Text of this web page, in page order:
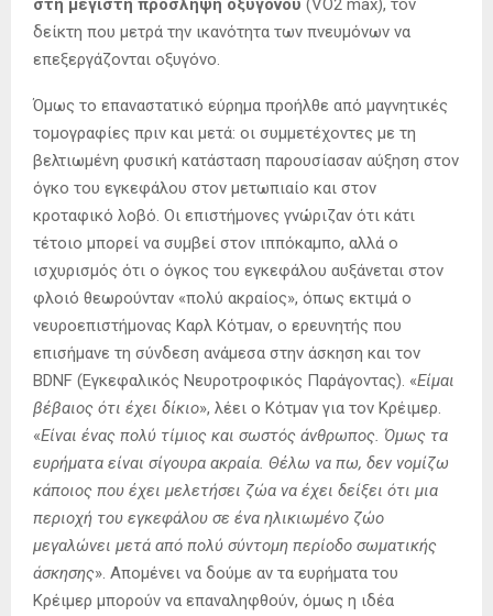
στη μέγιστη πρόσληψη οξυγόνου (VO2 max), τον
δείκτη που μετρά την ικανότητα των πνευμόνων να
επεξεργάζονται οξυγόνο.
Όμως το επαναστατικό εύρημα προήλθε από μαγνητικές
τομογραφίες πριν και μετά: οι συμμετέχοντες με τη
βελτιωμένη φυσική κατάσταση παρουσίασαν αύξηση στον
όγκο του εγκεφάλου στον μετωπιαίο και στον
κροταφικό λοβό. Οι επιστήμονες γνώριζαν ότι κάτι
τέτοιο μπορεί να συμβεί στον ιππόκαμπο, αλλά ο
ισχυρισμός ότι ο όγκος του εγκεφάλου αυξάνεται στον
φλοιό θεωρούνταν «πολύ ακραίος», όπως εκτιμά ο
νευροεπιστήμονας Καρλ Κότμαν, ο ερευνητής που
επισήμανε τη σύνδεση ανάμεσα στην άσκηση και τον
BDNF (Εγκεφαλικός Νευροτροφικός Παράγοντας). «Είμαι
βέβαιος ότι έχει δίκιο», λέει ο Κότμαν για τον Κρέιμερ.
«Είναι ένας πολύ τίμιος και σωστός άνθρωπος. Όμως τα
ευρήματα είναι σίγουρα ακραία. Θέλω να πω, δεν νομίζω
κάποιος που έχει μελετήσει ζώα να έχει δείξει ότι μια
περιοχή του εγκεφάλου σε ένα ηλικιωμένο ζώο
μεγαλώνει μετά από πολύ σύντομη περίοδο σωματικής
άσκησης». Απομένει να δούμε αν τα ευρήματα του
Κρέιμερ μπορούν να επαναληφθούν, όμως η ιδέα